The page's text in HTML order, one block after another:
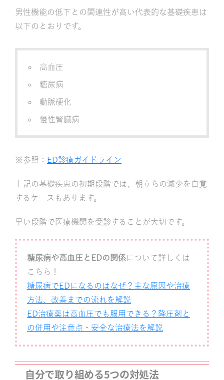
男性機能の低下との関連性が高い代表的な基礎疾患は
以下のとおりです。
高血圧
糖尿病
動脈硬化
慢性腎臓病
※参照： ED診療ガイドライン
上記の基礎疾患の初期段階では、朝立ちの減少を自覚
するケースもあります。
早い段階で医療機関を受診することが大切です。
糖尿病や高血圧とEDの関係について詳しくは
こちら！
糖尿病でEDになるのはなぜ？主な原因や治療
方法、改善までの流れを解説
ED治療薬は高血圧でも服用できる？降圧剤と
の併用や注意点・安全な治療法を解説
自分で取り組める5つの対処法